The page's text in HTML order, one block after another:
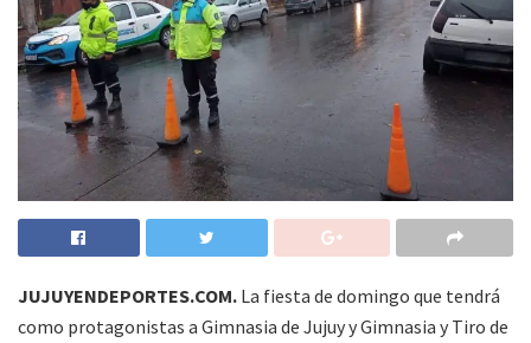
JUJUYENDEPORTES.COM. La fiesta de domingo que tendrá
como protagonistas a Gimnasia de Jujuy y Gimnasia y Tiro de